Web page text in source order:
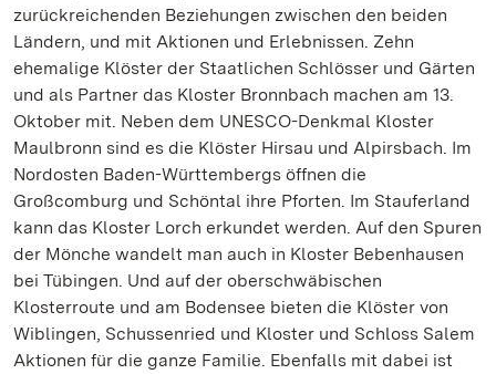
zurückreichenden Beziehungen zwischen den beiden
Ländern, und mit Aktionen und Erlebnissen. Zehn
ehemalige Klöster der Staatlichen Schlösser und Gärten
und als Partner das Kloster Bronnbach machen am 13.
Oktober mit. Neben dem UNESCO-Denkmal Kloster
Maulbronn sind es die Klöster Hirsau und Alpirsbach. Im
Nordosten Baden-Württembergs öffnen die
Großcomburg und Schöntal ihre Pforten. Im Stauferland
kann das Kloster Lorch erkundet werden. Auf den Spuren
der Mönche wandelt man auch in Kloster Bebenhausen
bei Tübingen. Und auf der oberschwäbischen
Klosterroute und am Bodensee bieten die Klöster von
Wiblingen, Schussenried und Kloster und Schloss Salem
Aktionen für die ganze Familie. Ebenfalls mit dabei ist